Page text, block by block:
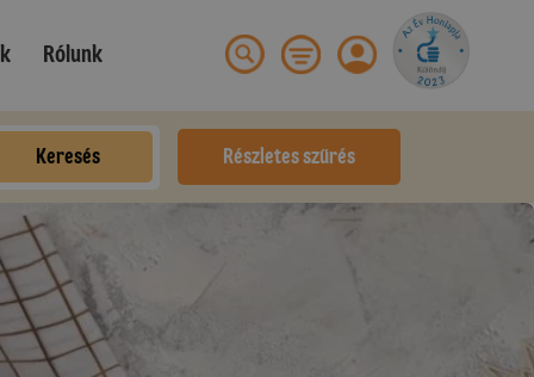
Rólunk
Keresés Részletes szűrés